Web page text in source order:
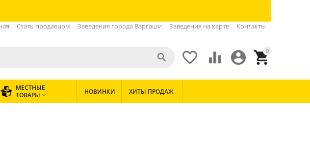
Стать продавцом Заведения города Варгаши Заведения на карте Контакты
0


 

МЕСТНЫЕ
ТОВАРЫ  НОВИНКИ ХИТЫ ПРОДАЖ